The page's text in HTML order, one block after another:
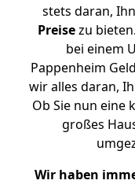
stets daran,
Preisezu
bei einem
Pappenheim
wir alles daran,
Ob Sie nun eine
großes
Wir haben